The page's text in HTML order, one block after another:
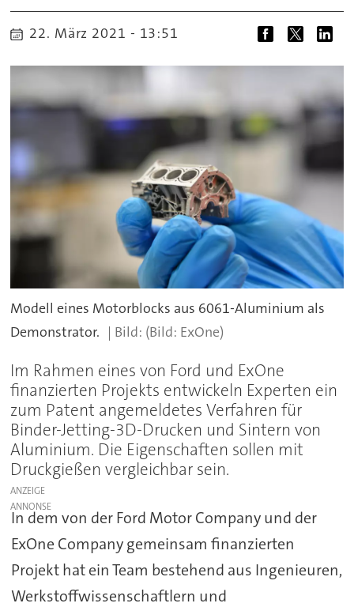
22. März 2021 - 13:51
Modell eines Motorblocks aus 6061-Aluminium als
Demonstrator.
(Bild: ExOne)
Im Rahmen eines von Ford und ExOne
finanzierten Projekts entwickeln Experten ein
zum Patent angemeldetes Verfahren für
Binder-Jetting-3D-Drucken und Sintern von
Aluminium. Die Eigenschaften sollen mit
Druckgießen vergleichbar sein.
ANZEIGE
In dem von der Ford Motor Company und der
ExOne Company gemeinsam finanzierten
Projekt hat ein Team bestehend aus Ingenieuren,
Werkstoffwissenschaftlern und